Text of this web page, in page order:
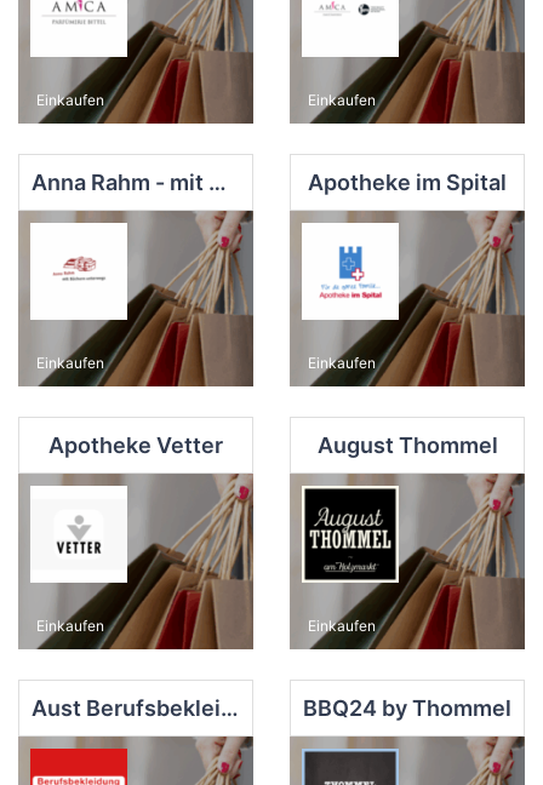
Einkaufen Einkaufen
Anna Rahm - mit Büchern unterwegs
Einkaufen
Apotheke im Spital
Einkaufen
Apotheke Vetter
Einkaufen
August Thommel
Einkaufen
Aust Berufsbekleidung BBQ24 by Thommel